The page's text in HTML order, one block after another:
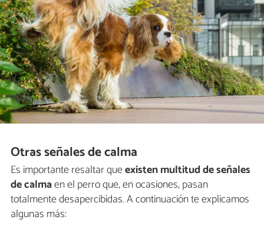
Otras señales de calma
Es importante resaltar queexisten multitud de señales
de calmaen el perro que, en ocasiones, pasan
totalmente desapercibidas. A continuación te explicamos
algunas más: